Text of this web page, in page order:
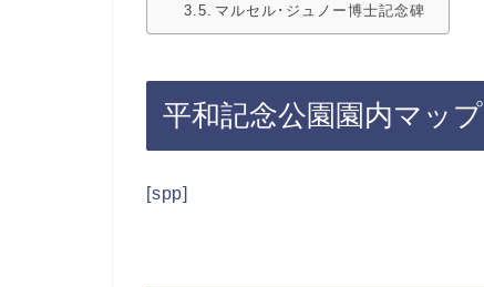
マルセル･ジュノー博士記念碑
平和記念公園園内マップ
[spp]